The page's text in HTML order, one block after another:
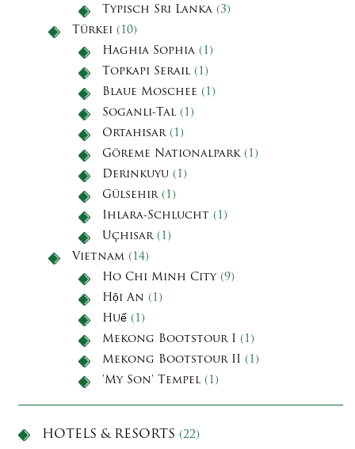
Typisch Sri Lanka (3)
Türkei (10)
Haghia Sophia (1)
Topkapi Serail (1)
Blaue Moschee (1)
Soganli-Tal (1)
Ortahisar(1)
Göreme Nationalpark(1)
Derinkuyu (1)
Gülsehir(1)
Ihlara-Schlucht (1)
Uçhisar(1)
Vietnam (14)
Ho Chi Minh City(9)
Hội An (1)
Huế (1)
Mekong Bootstour I (1)
Mekong Bootstour II (1)
'My Son' Tempel (1)
HOTELS & RESORTS (22)